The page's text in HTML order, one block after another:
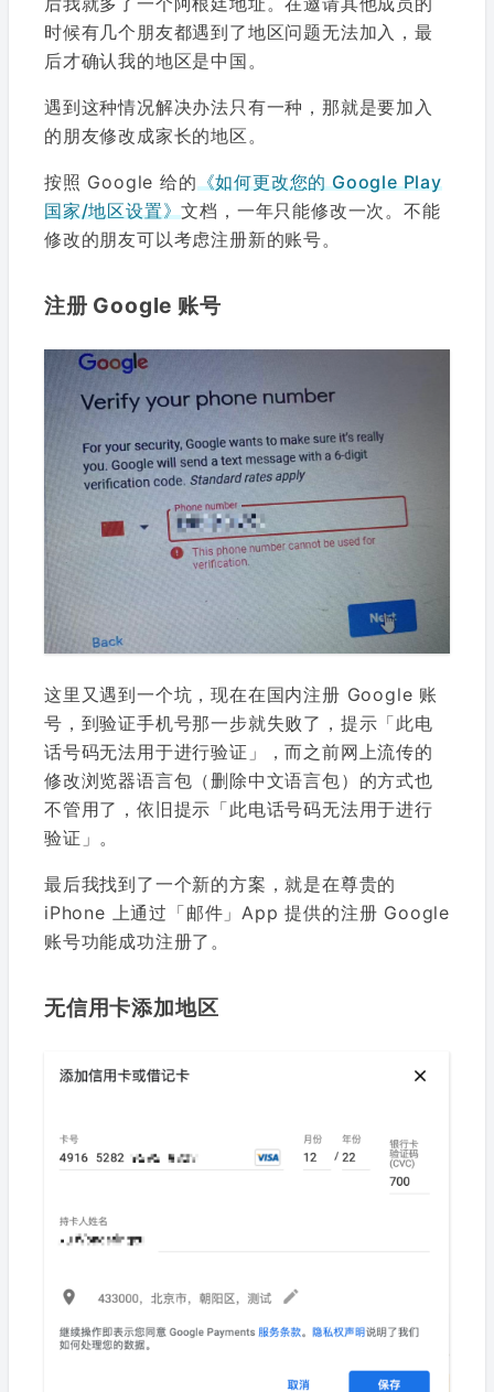
时候有几个朋友都遇到了地区问题无法加入，最
后才确认我的地区是中国。
遇到这种情况解决办法只有一种，那就是要加入
的朋友修改成家长的地区。
按照 Google 给的《如何更改您的 Google Play
国家/地区设置》文档，一年只能修改一次。不能
修改的朋友可以考虑注册新的账号。
注册 Google 账号
这里又遇到一个坑，现在在国内注册 Google 账
号，到验证手机号那一步就失败了，提示「此电
话号码无法用于进行验证」，而之前网上流传的
修改浏览器语言包（删除中文语言包）的方式也
不管用了，依旧提示「此电话号码无法用于进行
验证」。
最后我找到了一个新的方案，就是在尊贵的
iPhone 上通过「邮件」App 提供的注册 Google
账号功能成功注册了。
无信用卡添加地区